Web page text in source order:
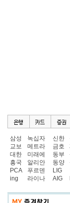
삼성
교보
대한
흥국
PCA
ing
녹십자
메트라
미래에
알리안
푸르덴
라이나
신한
금호
동부
동양
LIG
AIG